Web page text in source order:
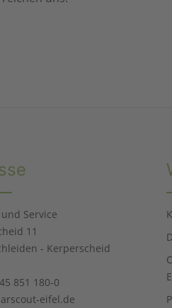
Service
11
- Kerperscheid
851 180-0
eifel.de